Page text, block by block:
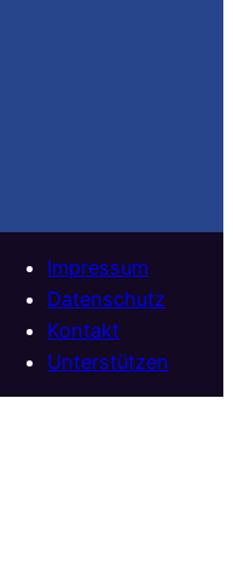
Impressum
Datenschutz
Kontakt
Unterstützen